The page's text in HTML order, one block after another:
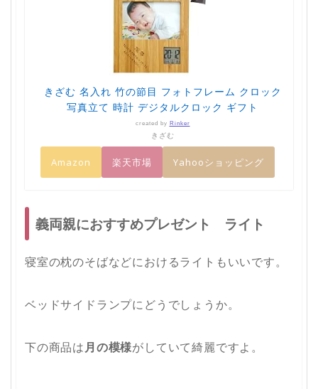
きざむ 名入れ 竹の節目 フォトフレーム クロック
写真立て 時計 デジタルクロック ギフト
created by Rinker
きざむ
Amazon 楽天市場 Yahooショッピング
義両親におすすめプレゼント ライト
寝室の枕のそばなどにおけるライトもいいです。
ベッドサイドランプにどうでしょうか。
下の商品は月の模様がしていて綺麗ですよ。